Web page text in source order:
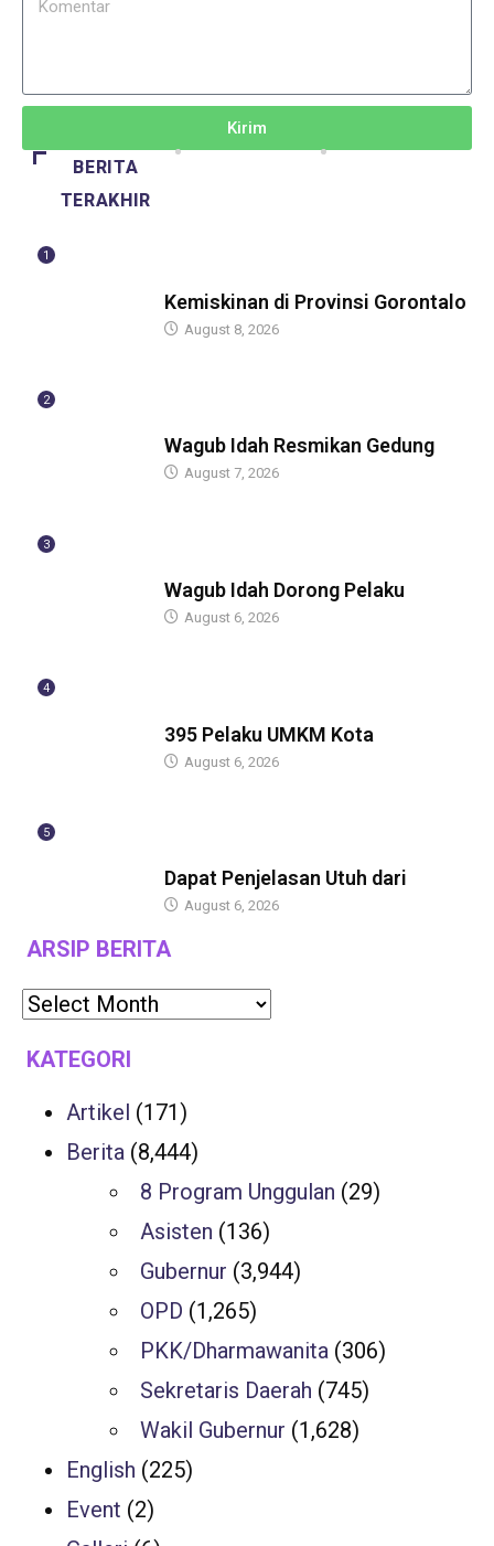
Kirim
BERITA
TERAKHIR
1
Kemiskinan di Provinsi Gorontalo
August 8, 2026
2
Wagub Idah Resmikan Gedung
August 7, 2026
3
Wagub Idah Dorong Pelaku
August 6, 2026
4
395 Pelaku UMKM Kota
August 6, 2026
5
Dapat Penjelasan Utuh dari
August 6, 2026
ARSIP BERITA
KATEGORI
Artikel (171)
Berita (8,444)
8 Program Unggulan (29)
Asisten (136)
Gubernur (3,944)
OPD (1,265)
PKK/Dharmawanita (306)
Sekretaris Daerah (745)
Wakil Gubernur (1,628)
English (225)
Event (2)